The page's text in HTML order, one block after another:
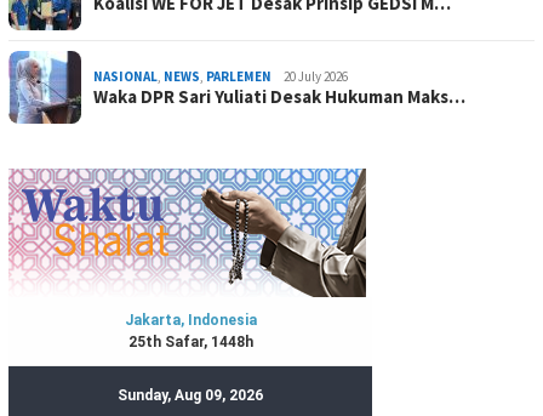
NASIONAL, NEWS, PARLEMEN 20 July 2026
Waka DPR Sari Yuliati Desak Hukuman Maks…